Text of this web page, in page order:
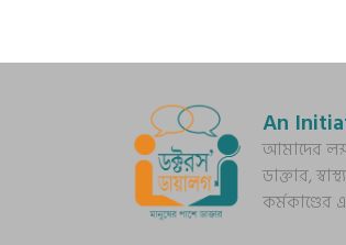
An
আমাদের
ডাক্তার,
কর্মকাণ্ডের